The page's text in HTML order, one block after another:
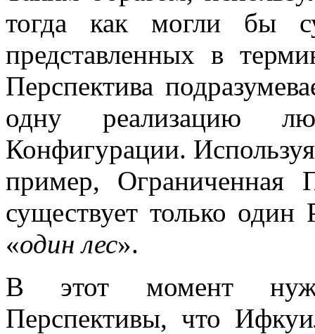
тогда как могли бы
представленных в
Перспектива
одну реализацию
Конфигурации.
пример, Ограниченная
существует только один
«один лес».
В этот момент
Перспективы, что